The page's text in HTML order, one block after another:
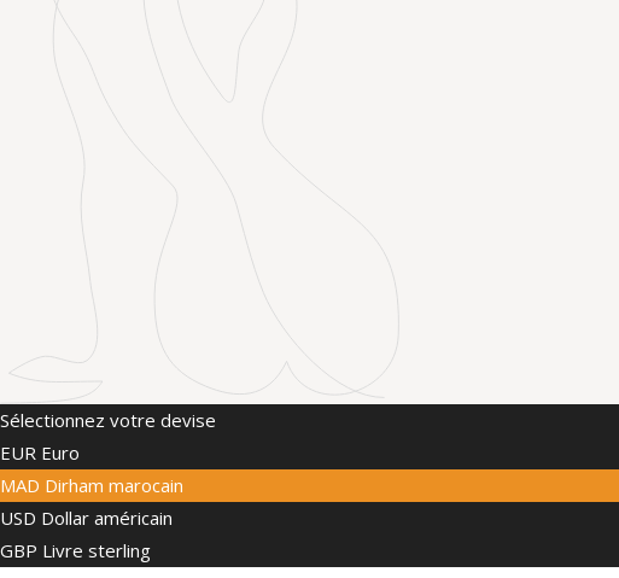
Sélectionnez votre devise
EUR Euro
MAD Dirham marocain
USD Dollar américain
GBP Livre sterling